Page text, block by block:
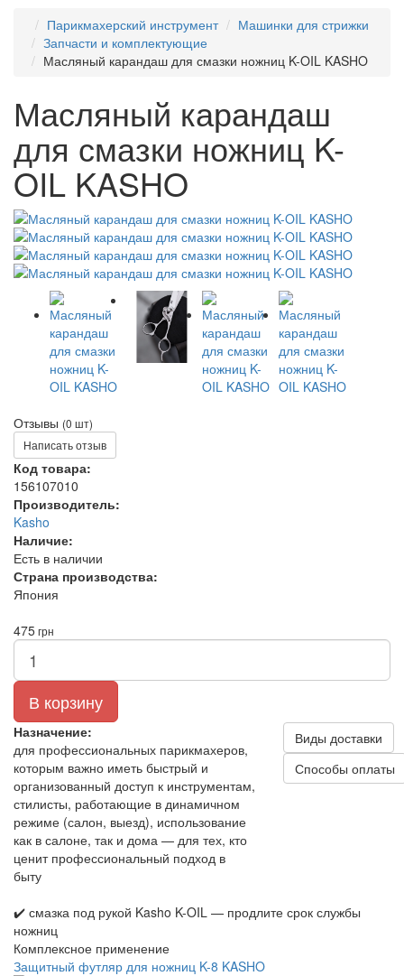
Парикмахерский инструмент
Машинки для стрижки
Запчасти и комплектующие
Масляный карандаш для смазки ножниц K-OIL KASHO
Масляный карандаш
для смазки ножниц K-
OIL KASHO
Отзывы (0 шт)
Написать отзыв
Код товара:
156107010
Производитель:
Kasho
Наличие:
Есть в наличии
Страна производства:
Япония
475грн
В корзину
Назначение:
для профессиональных парикмахеров,
которым важно иметь быстрый и
организованный доступ к инструментам,
стилисты, работающие в динамичном
режиме (салон, выезд), использование
как в салоне, так и дома — для тех, кто
ценит профессиональный подход в
быту
Виды доставки
Способы оплаты
✔️ смазка под рукой Kasho K-OIL — продлите срок службы
ножниц
Комплексное применение
Защитный футляр для ножниц K-8 KASHO